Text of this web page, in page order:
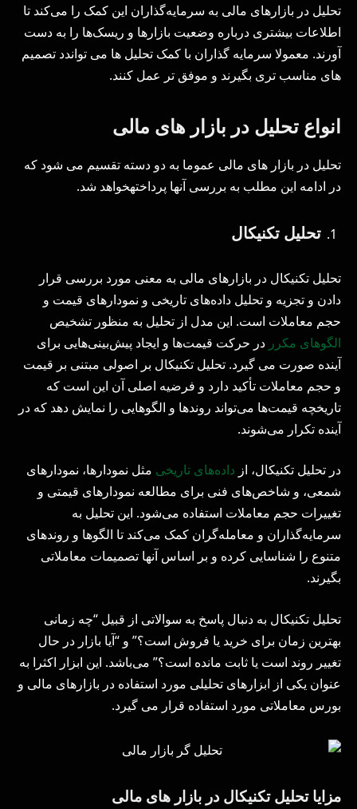
تحلیل در بازارهای مالی به سرمایه‌گذاران این کمک را می‌کند تا
اطلاعات بیشتری درباره وضعیت بازارها و ریسک‌ها را به دست
آورند. معمولا سرمایه گذاران با کمک تحلیل ها می تواندد تصمیم
های مناسب تری بگیرند و موفق تر عمل کنند.
انواع تحلیل در بازار های مالی
تحلیل در بازار های مالی عموما به دو دسته تقسیم می شود که
در ادامه این مطلب به بررسی آنها پرداختهخواهد شد.
تحلیل تکنیکال
تحلیل تکنیکال در بازارهای مالی به معنی مورد بررسی قرار
دادن و تجزیه و تحلیل داده‌های تاریخی و نمودارهای قیمت و
حجم معاملات است. این مدل از تحلیل به منظور تشخیص
الگوهای مکرر در حرکت قیمت‌ها و ایجاد پیش‌بینی‌هایی برای
آینده صورت می گیرد. تحلیل تکنیکال بر اصولی مبتنی بر قیمت
و حجم معاملات تأکید دارد و فرضیه اصلی آن این است که
تاریخچه قیمت‌ها می‌تواند روندها و الگوهایی را نمایش دهد که در
آینده تکرار می‌شوند.
در تحلیل تکنیکال، از داده‌های تاریخی مثل نمودارها، نمودارهای
شمعی، و شاخص‌های فنی برای مطالعه نمودارهای قیمتی و
تغییرات حجم معاملات استفاده می‌شود. این تحلیل به
سرمایه‌گذاران و معامله‌گران کمک می‌کند تا الگوها و روندهای
متنوع را شناسایی کرده و بر اساس آنها تصمیمات معاملاتی
بگیرند.
تحلیل تکنیکال به دنبال پاسخ به سوالاتی از قبیل “چه زمانی
بهترین زمان برای خرید یا فروش است؟” و “آیا بازار در حال
تغییر روند است یا ثابت مانده است؟” می‌باشد. این ابزار اکثرا به
عنوان یکی از ابزارهای تحلیلی مورد استفاده در بازارهای مالی و
بورس معاملاتی مورد استفاده قرار می گیرد.
مزایا تحلیل تکنیکال در بازار های مالی